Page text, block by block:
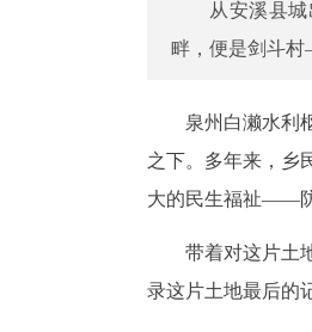
从安溪县
畔，便是剑斗
泉州白濑水利
之下。多年来，乡
大的民生福祉——防
带着对这片土
录这片土地最后的